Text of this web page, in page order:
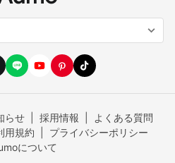
らせ 採用情報
よくある質問
用規約
プライバシーポリシー
について